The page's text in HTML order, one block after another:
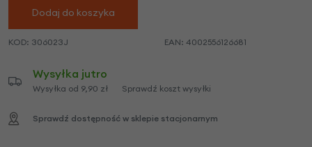
Dodaj do koszyka
KOD: 306023J EAN: 4002556126681
Wysyłka jutro
Wysyłka od 9,90 zł Sprawdź koszt wysyłki
Sprawdź dostępność w sklepie stacjonarnym